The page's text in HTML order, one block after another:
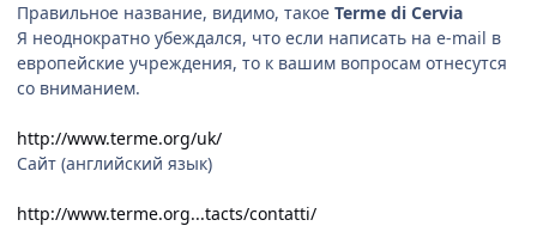
Правильное название, видимо, такое Terme di Cervia
Я неоднократно убеждался, что если написать на e-mail в
европейские учреждения, то к вашим вопросам отнесутся
со вниманием.
http://www.terme.org/uk/
Сайт (английский язык)
http://www.terme.org...tacts/contatti/